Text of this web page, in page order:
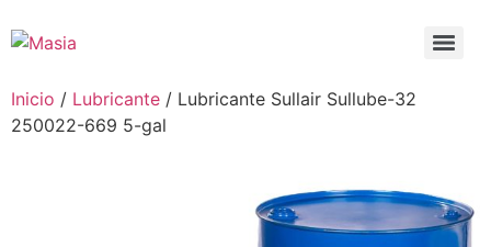
Inicio / Lubricante / Lubricante Sullair Sullube-32
250022-669 5-gal